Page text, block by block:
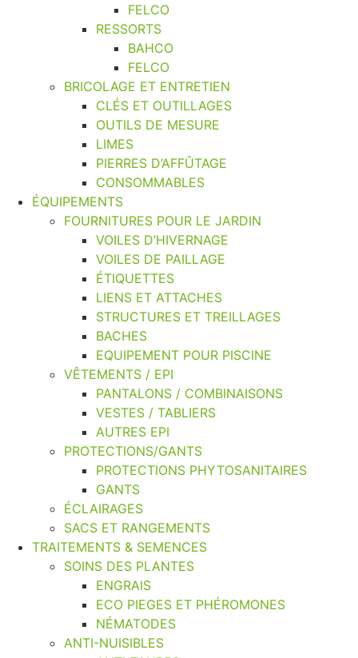
FELCO
RESSORTS
BAHCO
FELCO
BRICOLAGE ET ENTRETIEN
CLÉS ET OUTILLAGES
OUTILS DE MESURE
LIMES
PIERRES D’AFFÛTAGE
CONSOMMABLES
ÉQUIPEMENTS
FOURNITURES POUR LE JARDIN
VOILES D’HIVERNAGE
VOILES DE PAILLAGE
ÉTIQUETTES
LIENS ET ATTACHES
STRUCTURES ET TREILLAGES
BACHES
EQUIPEMENT POUR PISCINE
VÊTEMENTS / EPI
PANTALONS / COMBINAISONS
VESTES / TABLIERS
AUTRES EPI
PROTECTIONS/GANTS
PROTECTIONS PHYTOSANITAIRES
GANTS
ÉCLAIRAGES
SACS ET RANGEMENTS
TRAITEMENTS & SEMENCES
SOINS DES PLANTES
ENGRAIS
ECO PIEGES ET PHÉROMONES
NÉMATODES
ANTI-NUISIBLES